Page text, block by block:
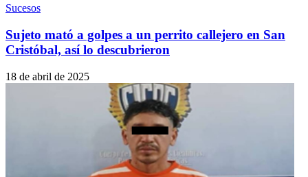
Sucesos
Sujeto mató a golpes a un perrito callejero en San
Cristóbal, así lo descubrieron
18 de abril de 2025